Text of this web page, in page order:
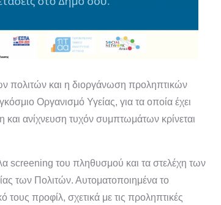
πολιτών και η διοργάνωση προληπτικών
Οργανισμό Υγείας, για τα οποία έχει
ανίχνευση τυχόν συμπτωμάτων κρίνεται
screening του πληθυσμού και τα στελέχη των
των Πολιτών. Αυτοματοποιημένα το
προφίλ, σχετικά με τις προληπτικές